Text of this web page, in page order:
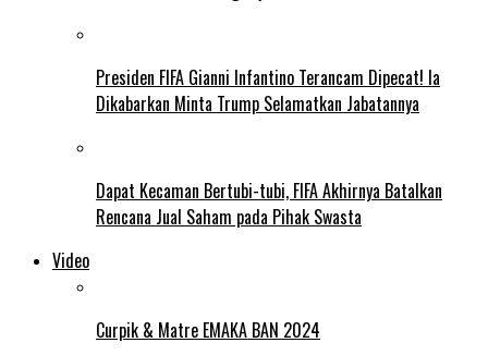
Presiden FIFA Gianni Infantino Terancam Dipecat! Ia
Dikabarkan Minta Trump Selamatkan Jabatannya
Dapat Kecaman Bertubi-tubi, FIFA Akhirnya Batalkan
Rencana Jual Saham pada Pihak Swasta
Video
Curpik & Matre EMAKA BAN 2024